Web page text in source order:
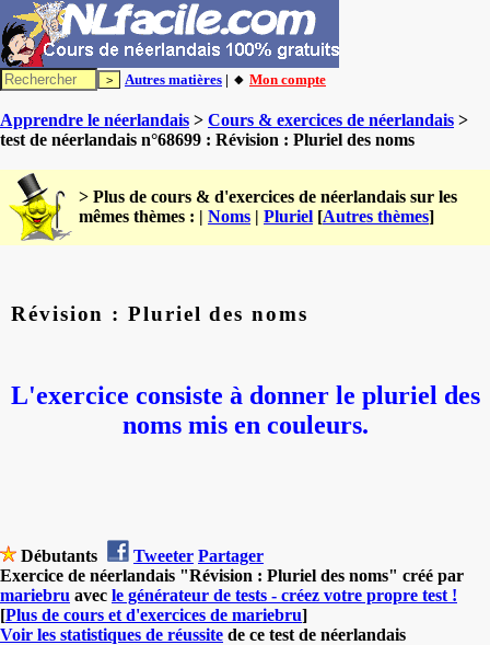
Autres matières | 🔸 Mon compte
Apprendre le néerlandais > Cours & exercices de néerlandais >
test de néerlandais n°68699 : Révision : Pluriel des noms
> Plus de cours & d'exercices de néerlandais sur les
mêmes thèmes : | Noms | Pluriel [Autres thèmes]
Révision : Pluriel des noms
L'exercice consiste à donner le pluriel des
noms mis en couleurs.
Débutants Tweeter Partager
Exercice de néerlandais "Révision : Pluriel des noms" créé par
mariebru avec le générateur de tests - créez votre propre test !
[Plus de cours et d'exercices de mariebru]
Voir les statistiques de réussite de ce test de néerlandais